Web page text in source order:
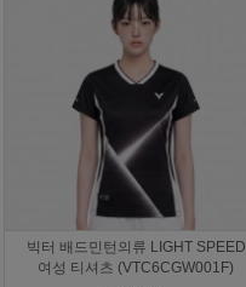
빅터 배드민턴의류 LIGHT SPEED
여성 티셔츠 (VTC6CGW001F)